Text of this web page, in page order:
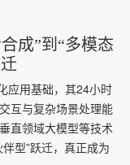
成”到“多模态
应用基础，其24小时
互与复杂场景处理能
直领域大模型等技术
型”跃迁，真正成为